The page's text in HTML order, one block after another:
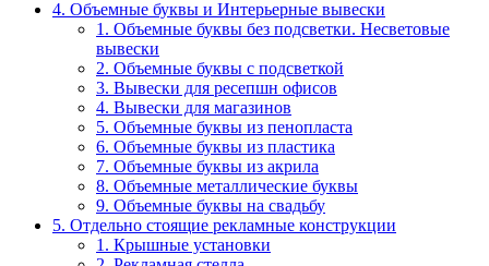
4. Объемные буквы и Интерьерные вывески
1. Объемные буквы без подсветки. Несветовые
вывески
2. Объемные буквы с подсветкой
3. Вывески для ресепшн офисов
4. Вывески для магазинов
5. Объемные буквы из пенопласта
6. Объемные буквы из пластика
7. Объемные буквы из акрила
8. Объемные металлические буквы
9. Объемные буквы на свадьбу
5. Отдельно стоящие рекламные конструкции
1. Крышные установки